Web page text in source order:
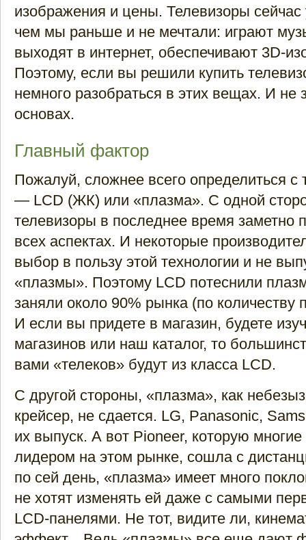
изображения и цены. Телевизоры
чем мы раньше и не мечтали: играют
выходят в интернет, обеспечивают 3D-
Поэтому, если вы решили купить
немного разобраться в этих вещах. И не
основах.
Главный фактор
Пожалуй, сложнее всего определиться с
— LCD (ЖК) или «плазма». С одной
телевизоры в последнее время заметно
всех аспектах. И некоторые
выбор в пользу этой технологии и не
«плазмы». Поэтому LCD потеснили
заняли около 90% рынка (по количеству
И если вы придете в магазин, будете
магазинов или наш каталог, то
вами «телеков» будут из класса LCD.
С другой стороны, «плазма», как
крейсер, не сдается. LG, Panasonic,
их выпуск. А вот Pioneer, которую многие
лидером на этом рынке, сошла с
по сей день, «плазма» имеет много
не хотят изменять ей даже с самыми
LCD-панелями. Не тот, видите ли,